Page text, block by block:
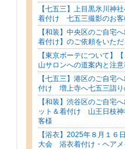
【七五三】上目黒氷川神
着付け 七五三撮影のお客
【和装】中央区のご自宅
着付け】のご依頼をいた
【東京ボーテについて】
山サロンへの道案内と注
【七五三】港区のご自宅
付け 増上寺へ七五三詣り
【和装】渋谷区のご自宅
ット＆着付け 山王日枝神
客様
【浴衣】2025年８月１６
大会 浴衣着付け・ヘアメ